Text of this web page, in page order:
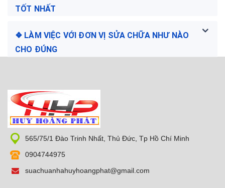
TỐT NHẤT
❖ LÀM VIỆC VỚI ĐƠN VỊ SỬA CHỮA NHƯ NÀO
CHO ĐÚNG
565/75/1 Đào Trinh Nhất, Thủ Đức, Tp Hồ Chí Minh
0904744975
suachuanhahuyhoangphat@gmail.com